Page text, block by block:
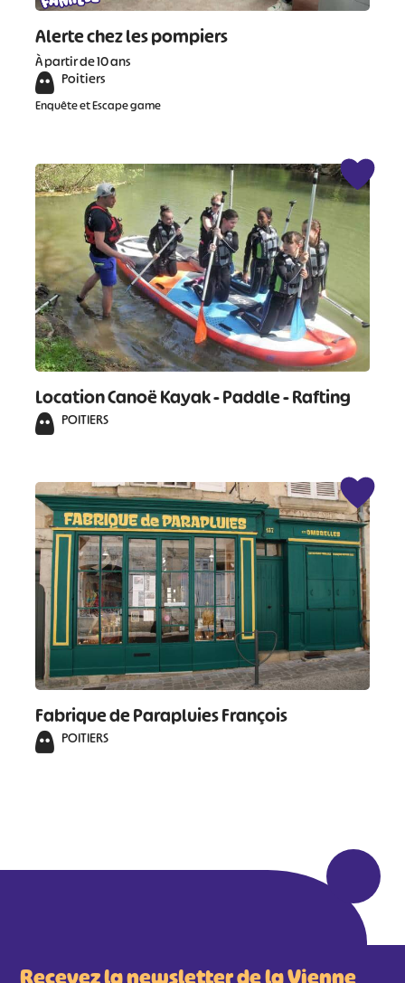
Alerte chez les pompiers
À partir de 10 ans
Poitiers
Enquête et Escape game
Location Canoë Kayak - Paddle - Rafting
POITIERS
Fabrique de Parapluies François
POITIERS
Recevez la newsletter de la Vienne
# # #
#
#
#
#